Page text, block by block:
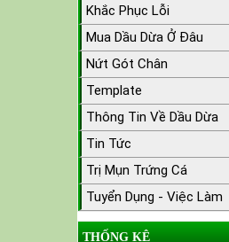
Khắc Phục Lỗi
Mua Dầu Dừa Ở Đâu
Nứt Gót Chân
Template
Thông Tin Về Dầu Dừa
Tin Tức
Trị Mụn Trứng Cá
Tuyển Dụng - Việc Làm
THỐNG KÊ